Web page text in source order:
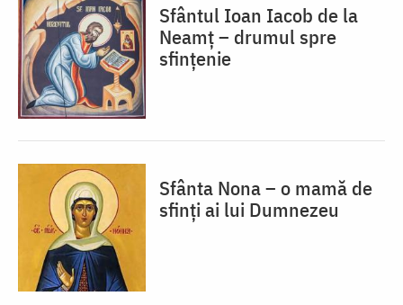
Sfântul Ioan Iacob de la
Neamț – drumul spre
sfințenie
Sfânta Nona – o mamă de
sfinți ai lui Dumnezeu